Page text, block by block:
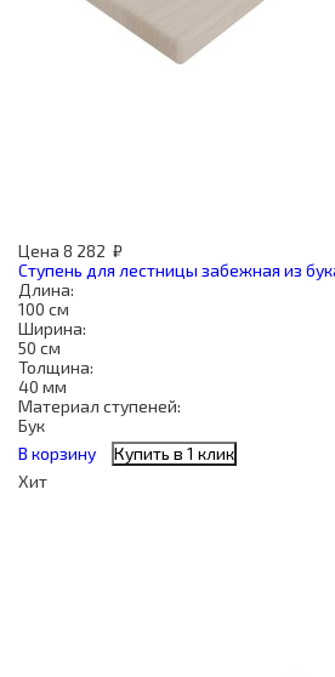
Цена 8 282 ₽
Ступень для лестницы забежная из
Длина:
100 см
Ширина:
50 см
Толщина:
40 мм
Материал ступеней:
Бук
В корзину
Купить в 1 клик
Хит